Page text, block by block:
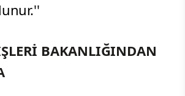
BAKANLIĞINDAN